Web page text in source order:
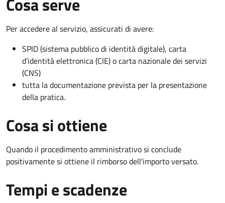
Per accedere al servizio, assicurati di avere:
SPID (sistema pubblico di identità digitale), carta
d’identità elettronica (CIE) o carta nazionale dei servizi
(CNS)
tutta la documentazione prevista per la presentazione
della pratica.
Cosa si ottiene
Quando il procedimento amministrativo si conclude
positivamente si ottiene il rimborso dell'importo versato.
Tempi e scadenze